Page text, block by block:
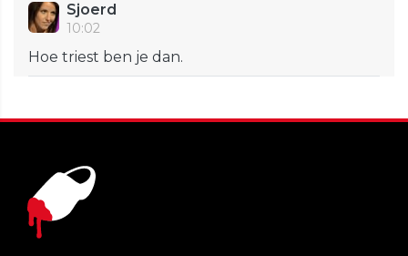
Sjoerd
10:02
Hoe triest ben je dan.